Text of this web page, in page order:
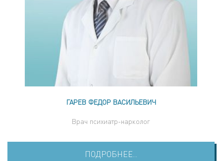
ГАРЕВ ФЕДОР ВАСИЛЬЕВИЧ
Врач психиатр-нарколог
ПОДРОБНЕЕ...